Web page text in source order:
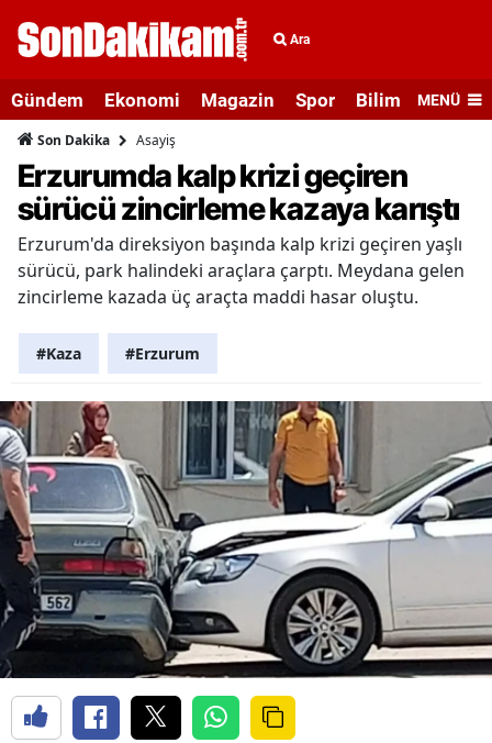
Ara
Gündem Ekonomi Magazin Spor Bilim veMENÜ
Son Dakika Asayiş
Erzurumda kalp krizi geçiren
sürücü zincirleme kazaya karıştı
Erzurum'da direksiyon başında kalp krizi geçiren yaşlı
sürücü, park halindeki araçlara çarptı. Meydana gelen
zincirleme kazada üç araçta maddi hasar oluştu.
#Kaza #Erzurum